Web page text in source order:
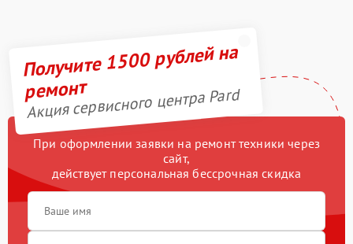
Получите 1500 рублей на
ремонт
Акция сервисного центра Pard
При оформлении заявки на ремонт техники через
сайт,
действует персональная бессрочная скидка